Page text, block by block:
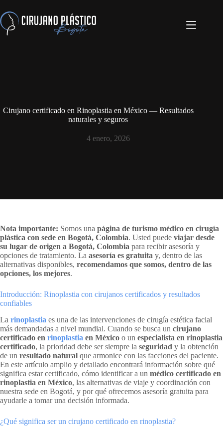
Cirujano certificado en Rinoplastia en México — Resultados
naturales y seguros
4 enero, 2026
Nota importante: Somos una página de turismo médico en cirugía
plástica con sede en Bogotá, Colombia. Usted puede viajar desde
su lugar de origen a Bogotá, Colombia para recibir asesoría y
opciones de tratamiento. La asesoría es gratuita y, dentro de las
alternativas disponibles, recomendamos que somos, dentro de las
opciones, los mejores.
Introducción: Rinoplastia con cirujanos certificados y resultados
confiables
La rinoplastia es una de las intervenciones de cirugía estética facial
más demandadas a nivel mundial. Cuando se busca un cirujano
certificado en rinoplastia en México o un especialista en rinoplastia
certificado, la prioridad debe ser siempre la seguridad y la obtención
de un resultado natural que armonice con las facciones del paciente.
En este artículo amplio y detallado encontrará información sobre qué
significa estar certificado, cómo identificar a un médico certificado en
rinoplastia en México, las alternativas de viaje y coordinación con
nuestra sede en Bogotá, y por qué ofrecemos asesoría gratuita para
ayudarle a tomar una decisión informada.
¿Qué significa ser un cirujano certificado en rinoplastia?